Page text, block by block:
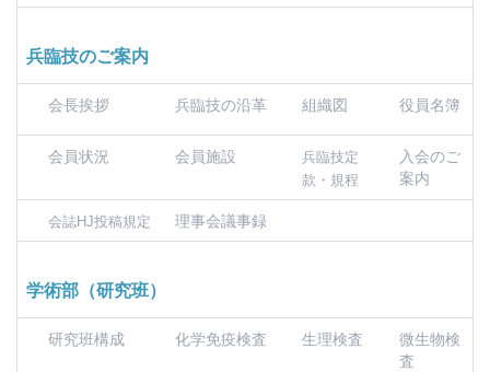
兵臨技のご案内
会長挨拶 兵臨技の沿革 組織図 役員名簿
会員状況 会員施設
兵臨技定
款・規程
入会のご
案内
会誌HJ投稿規定 理事会議事録
学術部（研究班）
研究班構成 化学免疫検査 生理検査
微生物検
査